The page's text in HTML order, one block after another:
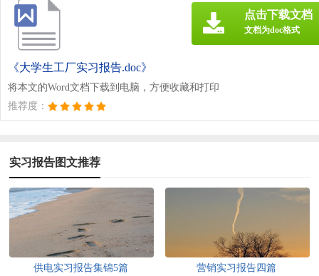
《大学生工厂实习报告.doc》
将本文的Word文档下载到电脑，方便收藏和打印
推荐度：
点击下载文档
文档为doc格式
实习报告图文推荐
供电实习报告集锦5篇 营销实习报告四篇